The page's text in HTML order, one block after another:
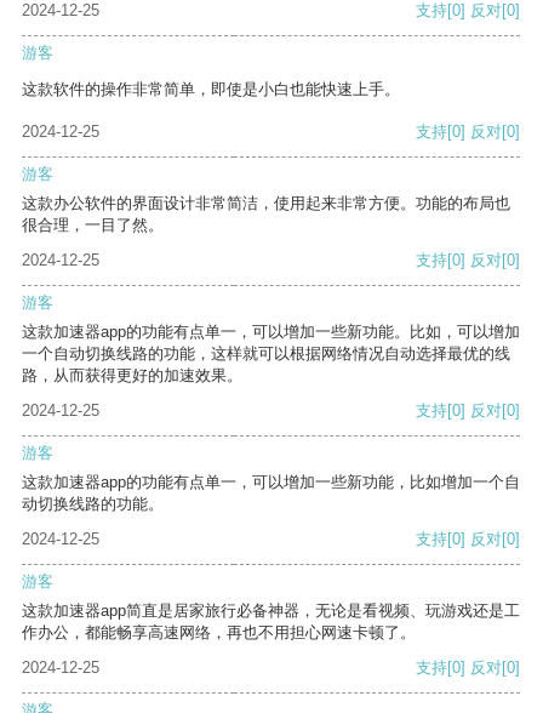
2024-12-25 支持[0] 反对[0]
游客
这款软件的操作非常简单，即使是小白也能快速上手。
2024-12-25 支持[0] 反对[0]
游客
这款办公软件的界面设计非常简洁，使用起来非常方便。功能的布局也
很合理，一目了然。
2024-12-25
支持[0] 反对[0]
游客
这款加速器app的功能有点单一，可以增加一些新功能。比如，可以增加
一个自动切换线路的功能，这样就可以根据网络情况自动选择最优的线
路，从而获得更好的加速效果。
2024-12-25
支持[0] 反对[0]
游客
这款加速器app的功能有点单一，可以增加一些新功能，比如增加一个自
动切换线路的功能。
2024-12-25
支持[0] 反对[0]
游客
这款加速器app简直是居家旅行必备神器，无论是看视频、玩游戏还是工
作办公，都能畅享高速网络，再也不用担心网速卡顿了。
2024-12-25
支持[0] 反对[0]